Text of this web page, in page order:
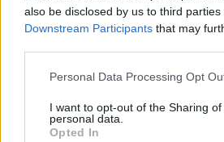
also be disclosed by us to third parties
Downstream Participants that may
Personal Data Processing Opt
I want to opt-out of the Sharing of
personal data.
Opted In
46 890
12 320